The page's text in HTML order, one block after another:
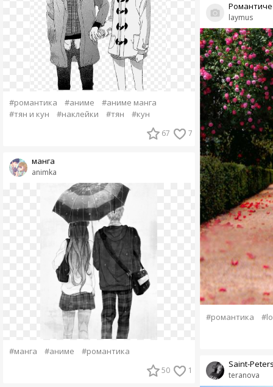
#романтика #аниме
#аниме манга
#тян и кун
#наклейки #тян #кун
67 7
animka
манга
#манга #аниме #романтика
50 1
laymus
#романтика
teranova
Saint-